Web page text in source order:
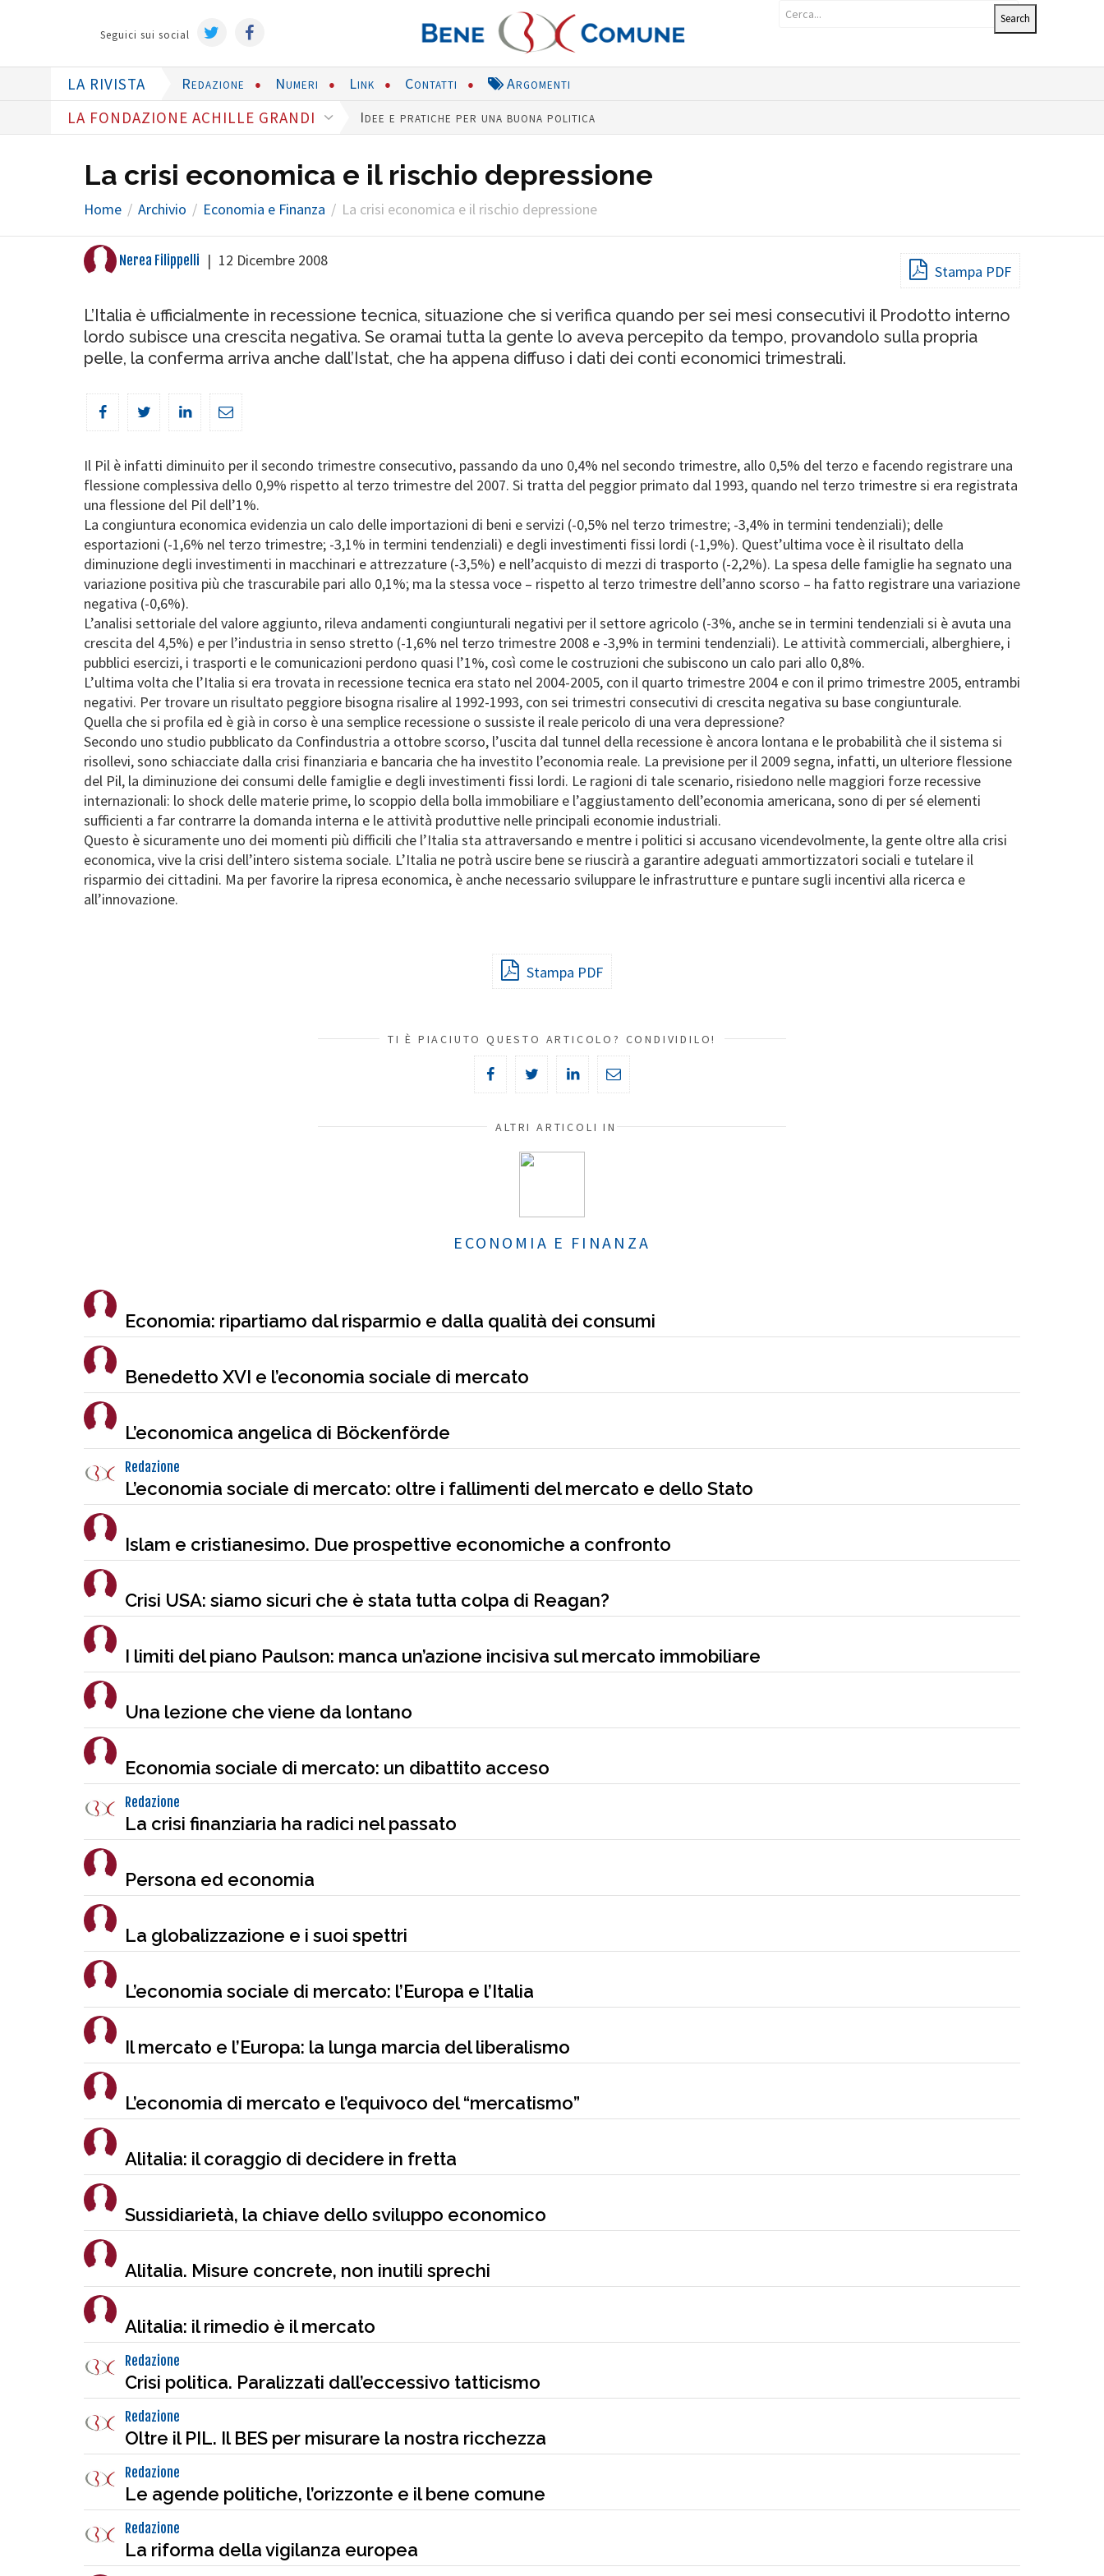
Seguici sui social
LA RIVISTA Redazione Numeri Link Contatti Argomenti
LA FONDAZIONE ACHILLE GRANDI Idee e pratiche per una buona politica
La crisi economica e il rischio depressione
Home Archivio Economia e Finanza La crisi economica e il rischio depressione
Nerea Filippelli | 12 Dicembre 2008
Stampa PDF
L’Italia è ufficialmente in recessione tecnica, situazione che si verifica quando per sei mesi consecutivi il Prodotto interno
lordo subisce una crescita negativa. Se oramai tutta la gente lo aveva percepito da tempo, provandolo sulla propria
pelle, la conferma arriva anche dall’Istat, che ha appena diffuso i dati dei conti economici trimestrali.
Il Pil è infatti diminuito per il secondo trimestre consecutivo, passando da uno 0,4% nel secondo trimestre, allo 0,5% del terzo e facendo registrare una
flessione complessiva dello 0,9% rispetto al terzo trimestre del 2007. Si tratta del peggior primato dal 1993, quando nel terzo trimestre si era registrata
una flessione del Pil dell’1%.
La congiuntura economica evidenzia un calo delle importazioni di beni e servizi (-0,5% nel terzo trimestre; -3,4% in termini tendenziali); delle
esportazioni (-1,6% nel terzo trimestre; -3,1% in termini tendenziali) e degli investimenti fissi lordi (-1,9%). Quest’ultima voce è il risultato della
diminuzione degli investimenti in macchinari e attrezzature (-3,5%) e nell’acquisto di mezzi di trasporto (-2,2%). La spesa delle famiglie ha segnato una
variazione positiva più che trascurabile pari allo 0,1%; ma la stessa voce – rispetto al terzo trimestre dell’anno scorso – ha fatto registrare una variazione
negativa (-0,6%).
L’analisi settoriale del valore aggiunto, rileva andamenti congiunturali negativi per il settore agricolo (-3%, anche se in termini tendenziali si è avuta una
crescita del 4,5%) e per l’industria in senso stretto (-1,6% nel terzo trimestre 2008 e -3,9% in termini tendenziali). Le attività commerciali, alberghiere, i
pubblici esercizi, i trasporti e le comunicazioni perdono quasi l’1%, così come le costruzioni che subiscono un calo pari allo 0,8%.
L’ultima volta che l’Italia si era trovata in recessione tecnica era stato nel 2004-2005, con il quarto trimestre 2004 e con il primo trimestre 2005, entrambi
negativi. Per trovare un risultato peggiore bisogna risalire al 1992-1993, con sei trimestri consecutivi di crescita negativa su base congiunturale.
Quella che si profila ed è già in corso è una semplice recessione o sussiste il reale pericolo di una vera depressione?
Secondo uno studio pubblicato da Confindustria a ottobre scorso, l’uscita dal tunnel della recessione è ancora lontana e le probabilità che il sistema si
risollevi, sono schiacciate dalla crisi finanziaria e bancaria che ha investito l’economia reale. La previsione per il 2009 segna, infatti, un ulteriore flessione
del Pil, la diminuzione dei consumi delle famiglie e degli investimenti fissi lordi. Le ragioni di tale scenario, risiedono nelle maggiori forze recessive
internazionali: lo shock delle materie prime, lo scoppio della bolla immobiliare e l’aggiustamento dell’economia americana, sono di per sé elementi
sufficienti a far contrarre la domanda interna e le attività produttive nelle principali economie industriali.
Questo è sicuramente uno dei momenti più difficili che l’Italia sta attraversando e mentre i politici si accusano vicendevolmente, la gente oltre alla crisi
economica, vive la crisi dell’intero sistema sociale. L’Italia ne potrà uscire bene se riuscirà a garantire adeguati ammortizzatori sociali e tutelare il
risparmio dei cittadini. Ma per favorire la ripresa economica, è anche necessario sviluppare le infrastrutture e puntare sugli incentivi alla ricerca e
all’innovazione.
Stampa PDF
TI È PIACIUTO QUESTO ARTICOLO? CONDIVIDILO!
ALTRI ARTICOLI IN
ECONOMIA E FINANZA
Economia: ripartiamo dal risparmio e dalla qualità dei consumi
Benedetto XVI e l’economia sociale di mercato
L’economica angelica di Böckenförde
Redazione
L’economia sociale di mercato: oltre i fallimenti del mercato e dello Stato
Islam e cristianesimo. Due prospettive economiche a confronto
Crisi USA: siamo sicuri che è stata tutta colpa di Reagan?
I limiti del piano Paulson: manca un’azione incisiva sul mercato immobiliare
Una lezione che viene da lontano
Economia sociale di mercato: un dibattito acceso
Redazione
La crisi finanziaria ha radici nel passato
Persona ed economia
La globalizzazione e i suoi spettri
L’economia sociale di mercato: l’Europa e l’Italia
Il mercato e l’Europa: la lunga marcia del liberalismo
L’economia di mercato e l’equivoco del “mercatismo”
Alitalia: il coraggio di decidere in fretta
Sussidiarietà, la chiave dello sviluppo economico
Alitalia. Misure concrete, non inutili sprechi
Alitalia: il rimedio è il mercato
Redazione
Crisi politica. Paralizzati dall’eccessivo tatticismo
Redazione
Oltre il PIL. Il BES per misurare la nostra ricchezza
Redazione
Le agende politiche, l’orizzonte e il bene comune
Redazione
La riforma della vigilanza europea